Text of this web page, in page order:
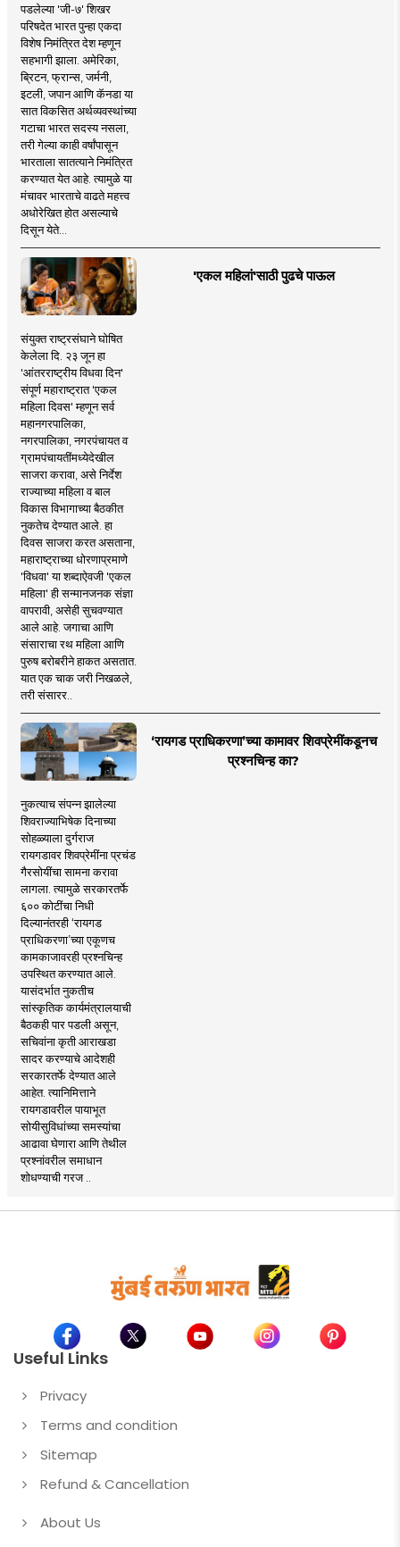
पडलेल्या 'जी-७' शिखर
परिषदेत भारत पुन्हा एकदा
विशेष निमंत्रित देश म्हणून
सहभागी झाला. अमेरिका,
ब्रिटन, फ्रान्स, जर्मनी,
इटली, जपान आणि कॅनडा या
सात विकसित अर्थव्यवस्थांच्या
गटाचा भारत सदस्य नसला,
तरी गेल्या काही वर्षांपासून
भारताला सातत्याने निमंत्रित
करण्यात येत आहे. त्यामुळे या
मंचावर भारताचे वाढते महत्त्व
अधोरेखित होत असल्याचे
दिसून येते...
'एकल महिलां'साठी पुढचे पाऊल
संयुक्त राष्ट्रसंघाने घोषित
केलेला दि. २३ जून हा
'आंतरराष्ट्रीय विधवा दिन'
संपूर्ण महाराष्ट्रात 'एकल
महिला दिवस' म्हणून सर्व
महानगरपालिका,
नगरपालिका, नगरपंचायत व
ग्रामपंचायतींमध्येदेखील
साजरा करावा, असे निर्देश
राज्याच्या महिला व बाल
विकास विभागाच्या बैठकीत
नुकतेच देण्यात आले. हा
दिवस साजरा करत असताना,
महाराष्ट्राच्या धोरणाप्रमाणे
'विधवा' या शब्दाऐवजी 'एकल
महिला' ही सन्मानजनक संज्ञा
वापरावी, असेही सुचवण्यात
आले आहे. जगाचा आणि
संसाराचा रथ महिला आणि
पुरुष बरोबरीने हाकत असतात.
यात एक चाक जरी निखळले,
तरी संसारर..
‘रायगड प्राधिकरणा’च्या कामावर शिवप्रेमींकडूनच
प्रश्नचिन्ह का?
नुकत्याच संपन्न झालेल्या
शिवराज्याभिषेक दिनाच्या
सोहळ्याला दुर्गराज
रायगडावर शिवप्रेमींना प्रचंड
गैरसोयींचा सामना करावा
लागला. त्यामुळे सरकारतर्फे
६०० कोटींचा निधी
दिल्यानंतरही ‘रायगड
प्राधिकरणा’च्या एकूणच
कामकाजावरही प्रश्नचिन्ह
उपस्थित करण्यात आले.
यासंदर्भात नुकतीच
सांस्कृतिक कार्यमंत्रालयाची
बैठकही पार पडली असून,
सचिवांना कृती आराखडा
सादर करण्याचे आदेशही
सरकारतर्फे देण्यात आले
आहेत. त्यानिमित्ताने
रायगडावरील पायाभूत
सोयीसुविधांच्या समस्यांचा
आढावा घेणारा आणि तेथील
प्रश्नांवरील समाधान
शोधण्याची गरज ..
Useful Links
Privacy
Terms and condition
Sitemap
Refund & Cancellation
About Us